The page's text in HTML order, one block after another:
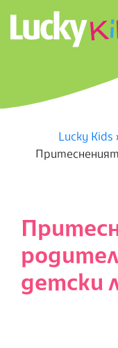
content
U
K
Lucky Kids
детски